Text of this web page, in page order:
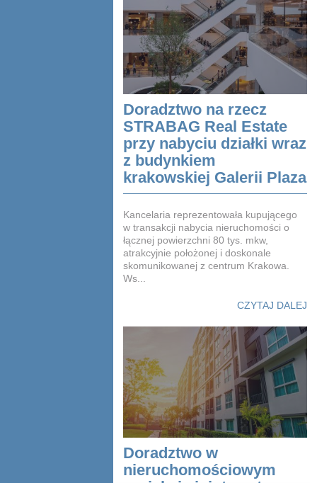
Doradztwo na rzecz
STRABAG Real Estate
przy nabyciu działki wraz
z budynkiem
krakowskiej Galerii Plaza
Kancelaria reprezentowała kupującego
w transakcji nabycia nieruchomości o
łącznej powierzchni 80 tys. mkw,
atrakcyjnie położonej i doskonale
skomunikowanej z centrum Krakowa.
Ws...
CZYTAJ DALEJ
Doradztwo w
nieruchomościowym